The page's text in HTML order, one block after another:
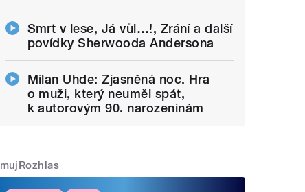
Smrt v lese, Já vůl…!, Zrání a další
povídky Sherwooda Andersona
Milan Uhde: Zjasněná noc. Hra
o muži, který neuměl spát,
k autorovým 90. narozeninám
mujRozhlas